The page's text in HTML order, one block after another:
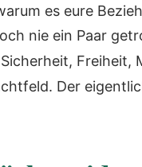
es eure
nie ein Paar
Freiheit,
Der